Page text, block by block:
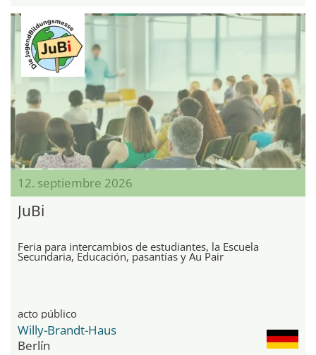
12. septiembre 2026
JuBi
Feria para intercambios de estudiantes, la Escuela
Secundaria, Educación, pasantías y Au Pair
acto público
Willy-Brandt-Haus
Berlín